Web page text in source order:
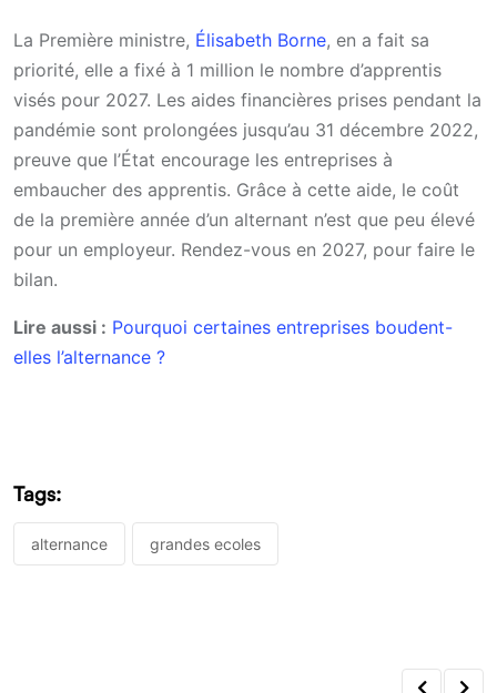
La Première ministre, Élisabeth Borne, en a fait sa
priorité, elle a fixé à 1 million le nombre d’apprentis
visés pour 2027. Les aides financières prises pendant la
pandémie sont prolongées jusqu’au 31 décembre 2022,
preuve que l’État encourage les entreprises à
embaucher des apprentis. Grâce à cette aide, le coût
de la première année d’un alternant n’est que peu élevé
pour un employeur. Rendez-vous en 2027, pour faire le
bilan.
Lire aussi : Pourquoi certaines entreprises boudent-
elles l’alternance ?
Tags:
alternance grandes ecoles